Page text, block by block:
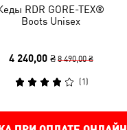
RDR GORE-TEX®
Boots Unisex
4 240,00 ₴ 8 490,00 ₴
(1 )